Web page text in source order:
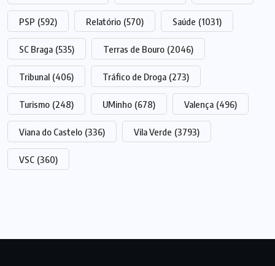
PSP (592) Relatório (570) Saúde (1031)
SC Braga (535) Terras de Bouro (2046)
Tribunal (406) Tráfico de Droga (273)
Turismo (248) UMinho (678) Valença (496)
Viana do Castelo (336) Vila Verde (3793)
VSC (360)